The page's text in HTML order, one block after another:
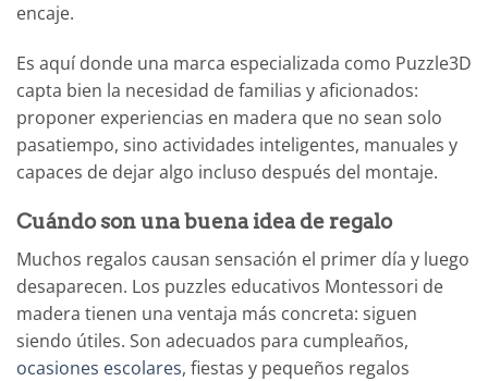
encaje.
Es aquí donde una marca especializada como Puzzle3D
capta bien la necesidad de familias y aficionados:
proponer experiencias en madera que no sean solo
pasatiempo, sino actividades inteligentes, manuales y
capaces de dejar algo incluso después del montaje.
Cuándo son una buena idea de regalo
Muchos regalos causan sensación el primer día y luego
desaparecen. Los puzzles educativos Montessori de
madera tienen una ventaja más concreta: siguen
siendo útiles. Son adecuados para cumpleaños,
ocasiones escolares, fiestas y pequeños regalos